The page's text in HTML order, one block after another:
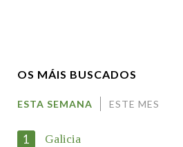
OS MÁIS BUSCADOS
ESTA SEMANA ESTE MES
1 Galicia